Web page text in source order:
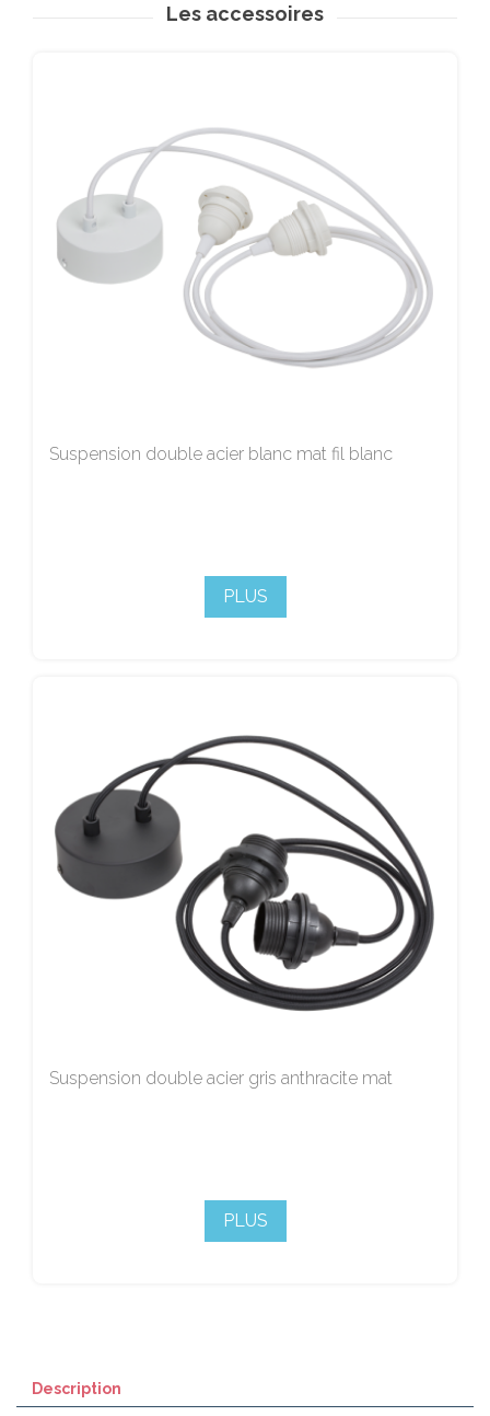
Les accessoires
Suspension double acier blanc mat fil blanc
PLUS
Suspension double acier gris anthracite mat
PLUS
Description